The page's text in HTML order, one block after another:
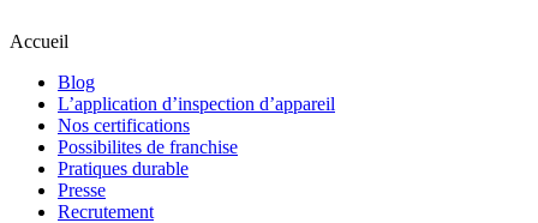
Accueil
Blog
L’application d’inspection d’appareil
Nos certifications
Possibilites de franchise
Pratiques durable
Presse
Recrutement